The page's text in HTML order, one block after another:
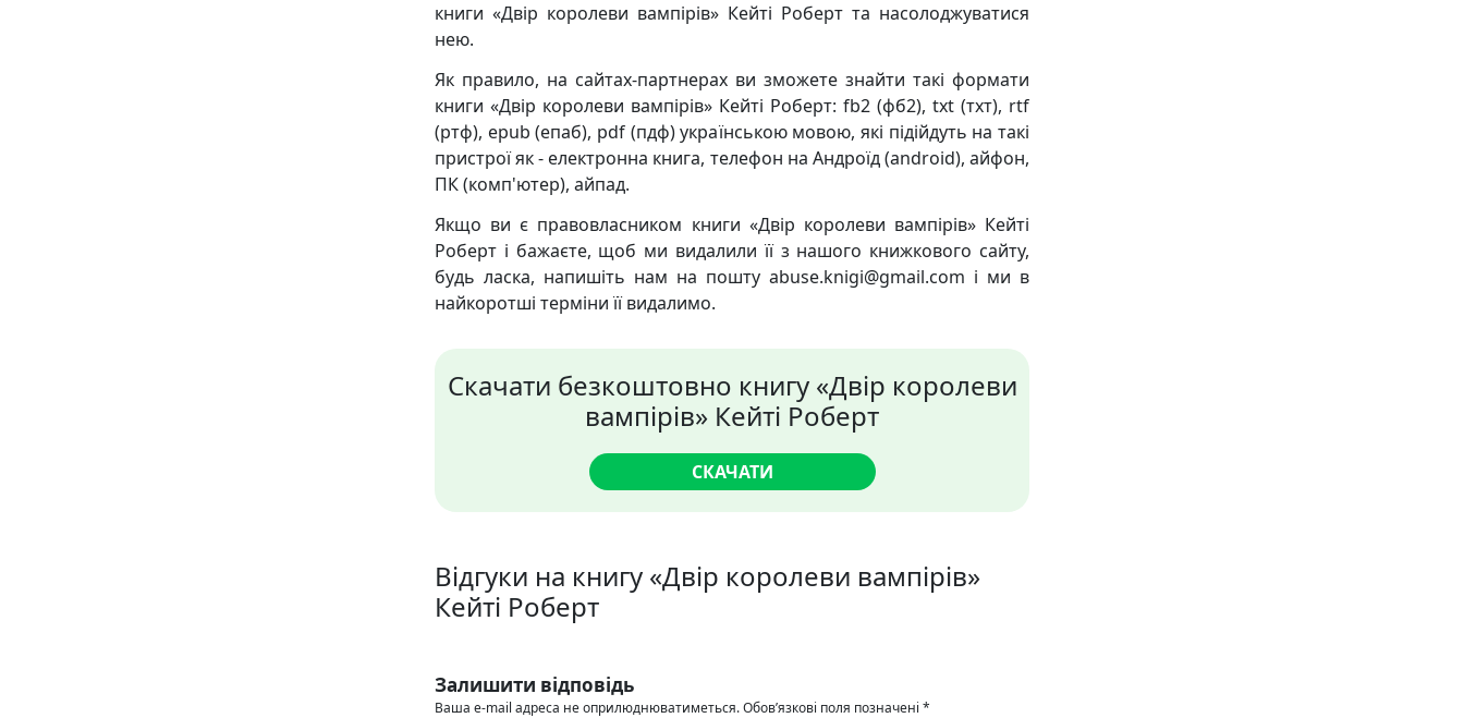
книги «Двір королеви вампірів» Кейті Роберт та насолоджуватися
нею.
Як правило, на сайтах-партнерах ви зможете знайти такі формати
книги «Двір королеви вампірів» Кейті Роберт: fb2 (фб2), txt (тхт), rtf
(ртф), epub (епаб), pdf (пдф) українською мовою, які підійдуть на такі
пристрої як - електронна книга, телефон на Андроїд (android), айфон,
ПК (комп'ютер), айпад.
Якщо ви є правовласником книги «Двір королеви вампірів» Кейті
Роберт і бажаєте, щоб ми видалили її з нашого книжкового сайту,
будь ласка, напишіть нам на пошту abuse.knigi@gmail.com і ми в
найкоротші терміни її видалимо.
Скачати безкоштовно книгу «Двір королеви
вампірів» Кейті Роберт
СКАЧАТИ
Відгуки на книгу «Двір королеви вампірів»
Кейті Роберт
Залишити відповідь
Ваша e-mail адреса не оприлюднюватиметься.Обов’язкові поля позначені *